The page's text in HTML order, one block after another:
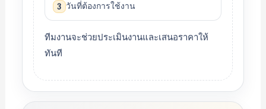
3 วันที่ต้องการใช้งาน
ทีมงานจะช่วยประเมินงานและเสนอราคาให้
ทันที